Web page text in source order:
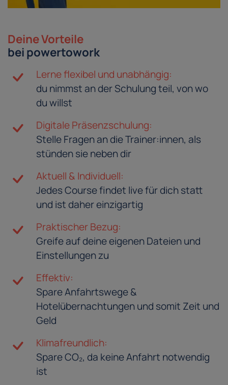
Deine Vorteile
bei powertowork
Lerne flexibel und unabhängig:
du nimmst an der Schulung teil, von wo
du willst
Digitale Präsenzschulung:
Stelle Fragen an die Trainer:innen, als
stünden sie neben dir
Aktuell & Individuell:
Jedes Course findet live für dich statt
und ist daher einzigartig
Praktischer Bezug:
Greife auf deine eigenen Dateien und
Einstellungen zu
Effektiv:
Spare Anfahrtswege &
Hotelübernachtungen und somit Zeit und
Geld
Klimafreundlich:
Spare CO₂, da keine Anfahrt notwendig
ist